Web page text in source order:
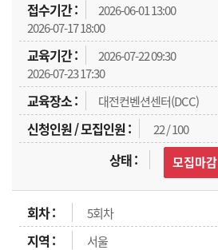
2026-06-01 13:00
2026-07-17 18:00
2026-07-22 09:30
2026-07-23 17:30
대전컨벤션센터(DCC)
22 / 100
모집마감
5회차
서울